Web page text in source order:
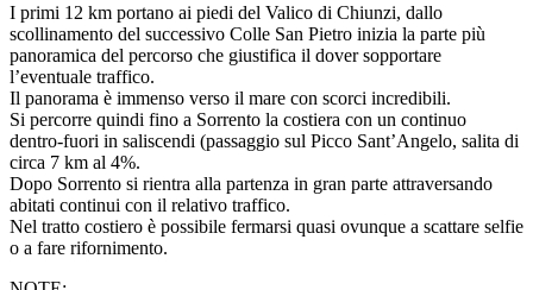
I primi 12 km portano ai piedi del Valico di Chiunzi, dallo
scollinamento del successivo Colle San Pietro inizia la parte più
panoramica del percorso che giustifica il dover sopportare
l’eventuale traffico.
Il panorama è immenso verso il mare con scorci incredibili.
Si percorre quindi fino a Sorrento la costiera con un continuo
dentro-fuori in saliscendi (passaggio sul Picco Sant’Angelo, salita di
circa 7 km al 4%.
Dopo Sorrento si rientra alla partenza in gran parte attraversando
abitati continui con il relativo traffico.
Nel tratto costiero è possibile fermarsi quasi ovunque a scattare selfie
o a fare rifornimento.